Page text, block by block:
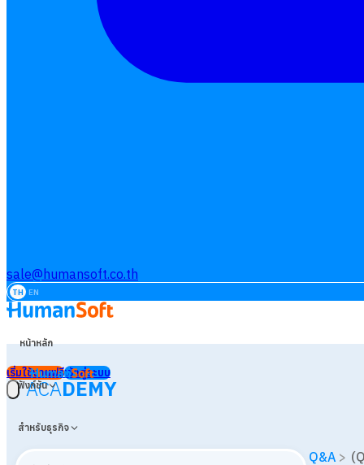
sale@humansoft.co.th
TH EN
หน้าหลัก
ฟังก์ชัน
สำหรับธุรกิจ
เริ่มใช้งานฟรีเข้าสู่ระบบ
ACADEMY
Q&A >